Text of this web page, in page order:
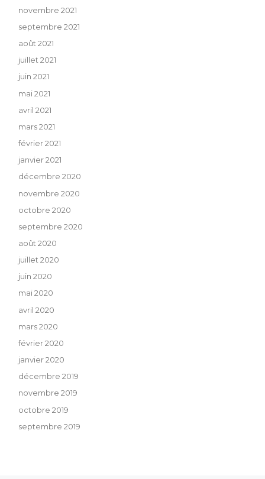
novembre 2021
septembre 2021
août 2021
juillet 2021
juin 2021
mai 2021
avril 2021
mars 2021
février 2021
janvier 2021
décembre 2020
novembre 2020
octobre 2020
septembre 2020
août 2020
juillet 2020
juin 2020
mai 2020
avril 2020
mars 2020
février 2020
janvier 2020
décembre 2019
novembre 2019
octobre 2019
septembre 2019